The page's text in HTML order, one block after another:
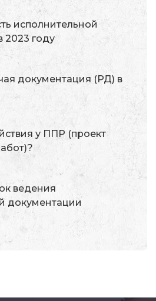
исполнительной
2023 году
документация (РД) в
у ППР (проект
ведения
документации